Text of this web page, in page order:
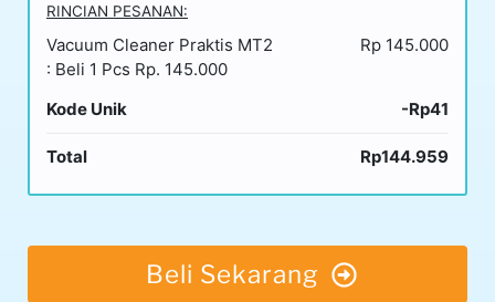
RINCIAN PESANAN:
Vacuum Cleaner Praktis MT2
: Beli 1 Pcs Rp. 145.000
Rp 145.000
Kode Unik -Rp41
Total Rp144.959
Beli Sekarang